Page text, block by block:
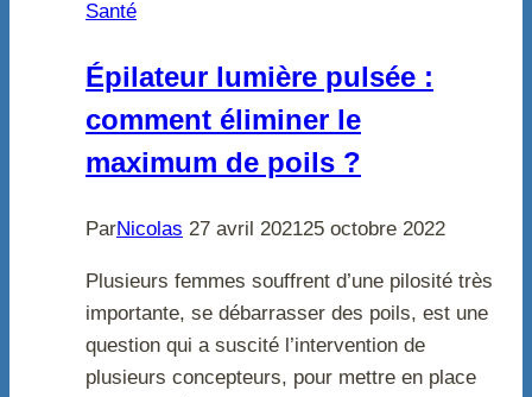
Santé
Épilateur lumière pulsée :
comment éliminer le
maximum de poils ?
ParNicolas 27 avril 202125 octobre 2022
Plusieurs femmes souffrent d’une pilosité très
importante, se débarrasser des poils, est une
question qui a suscité l’intervention de
plusieurs concepteurs, pour mettre en place